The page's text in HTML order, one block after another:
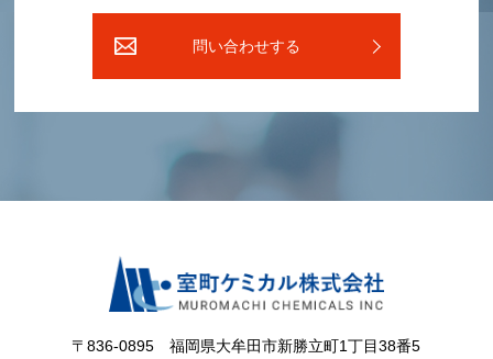
問い合わせする
〒836-0895 福岡県⼤牟⽥市新勝⽴町1丁⽬38番5